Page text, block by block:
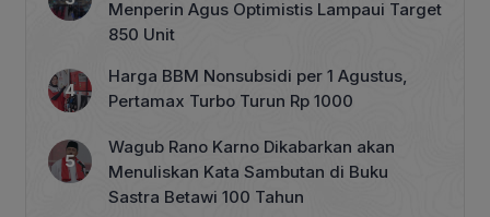
Menperin Agus Optimistis Lampaui Target
850 Unit
Harga BBM Nonsubsidi per 1 Agustus,
Pertamax Turbo Turun Rp 1000
Wagub Rano Karno Dikabarkan akan
Menuliskan Kata Sambutan di Buku
Sastra Betawi 100 Tahun